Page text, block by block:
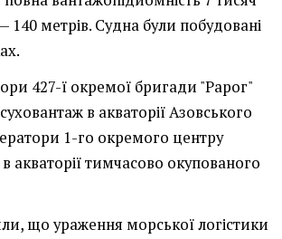
метрів. Судна були побудовані
427-ї окремої бригади "Рарог"
в акваторії Азовського
1-го окремого центру
акваторії тимчасово окупованого
що ураження морської логістики